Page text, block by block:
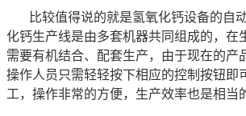
比较值得说的就是氢氧化钙设备的自
化钙生产线是由多套机器共同组成的，在
需要有机结合、配套生产，由于现在的产
操作人员只需轻轻按下相应的控制按钮即
工，操作非常的方便，生产效率也是相当